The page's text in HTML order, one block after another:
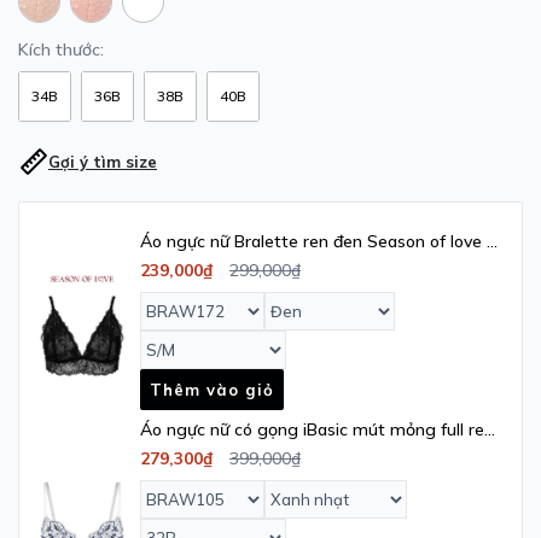
Kích thước:
34B 36B 38B 40B
Gợi ý tìm size
Áo ngực nữ Bralette ren đen Season of love -
BRAW172
239,000₫ 299,000₫
Thêm vào giỏ
Áo ngực nữ có gọng iBasic mút mỏng full ren
hoạ tiết - BRAW105
279,300₫ 399,000₫